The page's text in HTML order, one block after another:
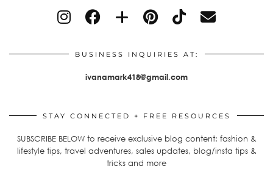
BUSINESS INQUIRIES AT:
ivanamark418@gmail.com
STAY CONNECTED + FREE RESOURCES
SUBSCRIBE BELOW to receive exclusive blog content: fashion &
lifestyle tips, travel adventures, sales updates, blog/insta tips &
tricks and more